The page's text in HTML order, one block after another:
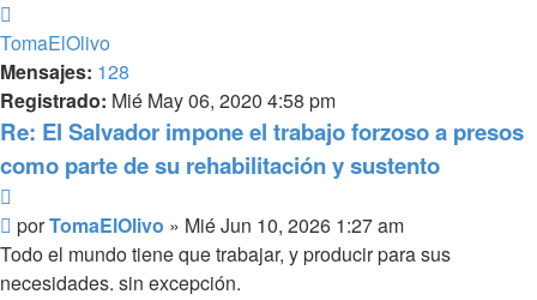
TomaElOlivo
Mensajes: 128
Registrado: Mié May 06, 2020 4:58 pm
Re: El Salvador impone el trabajo forzoso a presos
como parte de su rehabilitación y sustento
Mensaje
porTomaElOlivo » Mié Jun 10, 2026 1:27 am
Todo el mundo tiene que trabajar, y producir para sus
necesidades. sin excepción.